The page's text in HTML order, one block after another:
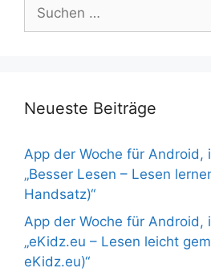
Suchen
nach:
Neueste Beiträge
App der Woche für Android,
„Besser Lesen – Lesen
Handsatz)“
App der Woche für Android,
„eKidz.eu – Lesen leicht
eKidz.eu)“